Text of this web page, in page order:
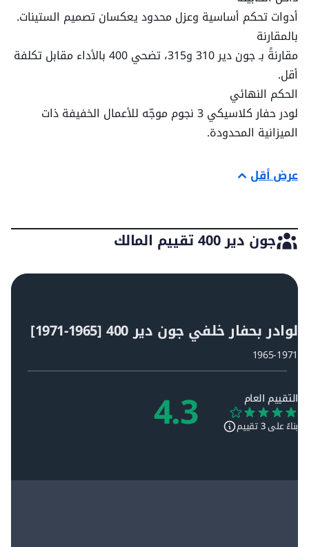
نوع ناقل الحركة
السعات
سعة زيت المحرك
العجلات
حجم الإطارات الأمامية (للدفع الثنائي) 7.50-16
الأبعاد
مدى عمق المداس الأمامي
أدوات تحكم أساسية وعزل محدود يعكسان تصميم الستينات.
بالمقارنة
مقارنةً بـ جون دير 310 و315، تضحي 400 بالأداء مقابل تكلفة
أقل.
الحكم النهائي
لودر حفار كلاسيكي 3 نجوم موجّه للأعمال الخفيفة ذات
الميزانية المحدودة.
عرض أقل
جون دير 400 تقييم المالك
لوادر بحفار خلفي جون دير 400 [1965-1971]
1965-1971
التقييم العام
بناءً على3تقييم 4.3